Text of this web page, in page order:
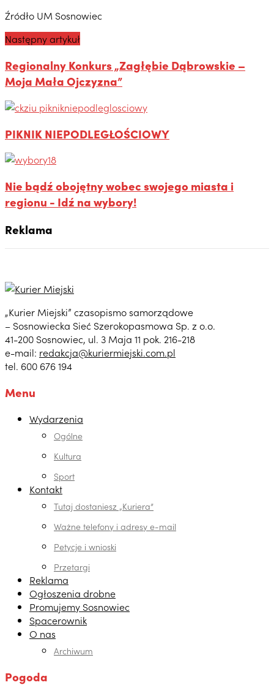
Źródło UM Sosnowiec
Następny artykuł
Regionalny Konkurs „Zagłębie Dąbrowskie –
Moja Mała Ojczyzna”
PIKNIK NIEPODLEGŁOŚCIOWY
Nie bądź obojętny wobec swojego miasta i
regionu - Idź na wybory!
Reklama
„Kurier Miejski” czasopismo samorządowe
– Sosnowiecka Sieć Szerokopasmowa Sp. z o.o.
41-200 Sosnowiec, ul. 3 Maja 11 pok. 216-218
e-mail: redakcja@kuriermiejski.com.pl
tel. 600 676 194
Menu
Wydarzenia
Ogólne
Kultura
Sport
Kontakt
Tutaj dostaniesz „Kuriera”
Ważne telefony i adresy e-mail
Petycje i wnioski
Przetargi
Reklama
Ogłoszenia drobne
Promujemy Sosnowiec
Spacerownik
O nas
Archiwum
Pogoda